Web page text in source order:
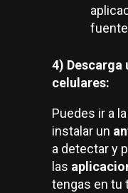
4) Descarga
celulares:
Puedes ir a
instalar un
a detectar y
las
tengas en tu